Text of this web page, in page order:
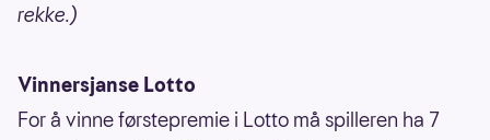
rekke.)
Vinnersjanse Lotto
For å vinne førstepremie i Lotto må spilleren ha 7